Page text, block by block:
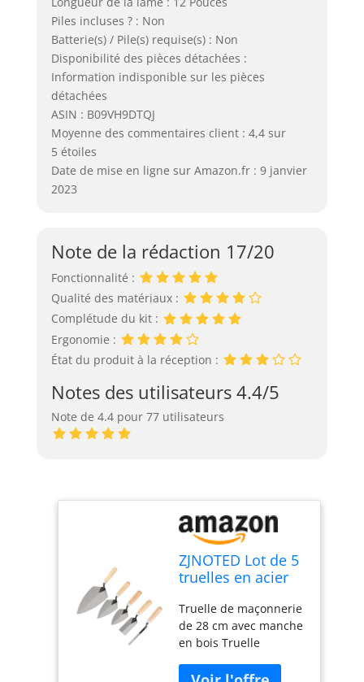
Piles incluses ? : Non
Batterie(s) / Pile(s) requise(s) : Non
Disponibilité des pièces détachées :
Information indisponible sur les pièces
détachées
ASIN : B09VH9DTQJ
Moyenne des commentaires client : 4,4 sur
5 étoiles
Date de mise en ligne sur Amazon.fr : 9 janvier
2023
Note de la rédaction 17/20
Fonctionnalité :
Qualité des matériaux :
Complétude du kit :
Ergonomie :
État du produit à la réception :
Notes des utilisateurs 4.4/5
Note de 4.4 pour 77 utilisateurs
ZJNOTED Lot de 5
truelles en acier
manche en bois,
truelle de
maçonnerie,
truelle pointue,
Truelle de maçonnerie
de 28 cm avec manche
en bois Truelle
avec manche en bois